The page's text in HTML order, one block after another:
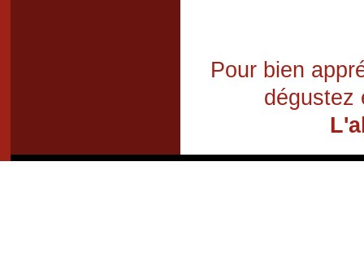
Pour bien
dégustez